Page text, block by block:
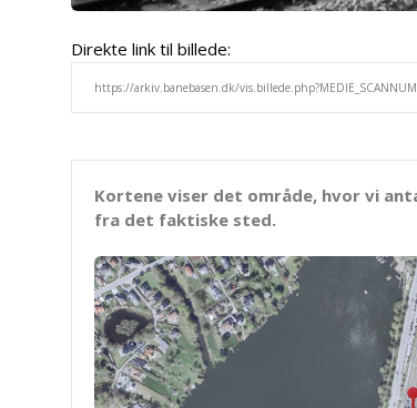
Direkte link til billede:
Kortene viser det område, hvor vi
fra det faktiske sted.